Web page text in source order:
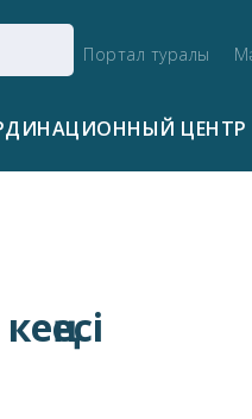
Портал туралы
ЦЕНТР